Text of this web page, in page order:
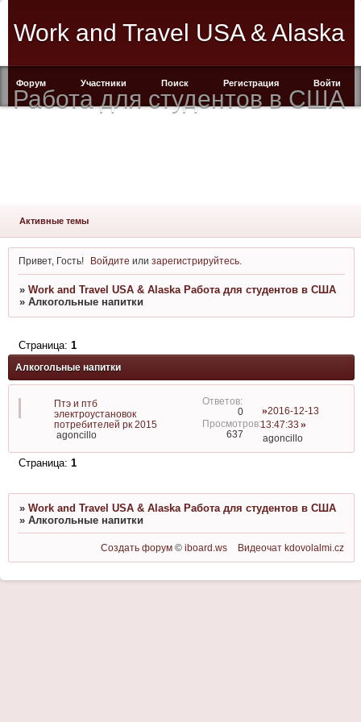
Work and Travel USA & Alaska
Работа для студентов в США
Форум Участники Поиск Регистрация Войти
Активные темы
Привет, Гость! Войдите илизарегистрируйтесь
» Work and Travel USA & Alaska Работа для студентов в США
» Алкогольные напитки
Алкогольные напитки
Страница: 1
Птэ и птб
электроустановок
потребителей рк 2015
agoncillo
0
637
2016-12-13
13:47:33
agoncillo
Страница: 1
» Work and Travel USA & Alaska Работа для студентов в США
» Алкогольные напитки
Создать форум ©iboard.ws Видеочат kdovolalmi.cz